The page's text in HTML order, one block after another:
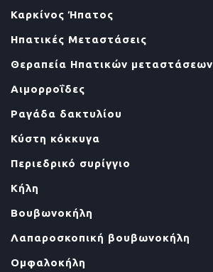
Καρκίνος Ήπατος
Ηπατικές Μεταστάσεις
Θεραπεία Ηπατικών μεταστάσεων
Αιμορροΐδες
Ραγάδα δακτυλίου
Κύστη κόκκυγα
Περιεδρικό συρίγγιο
Κήλη
Βουβωνοκήλη
Λαπαροσκοπική βουβωνοκήλη
Ομφαλοκήλη